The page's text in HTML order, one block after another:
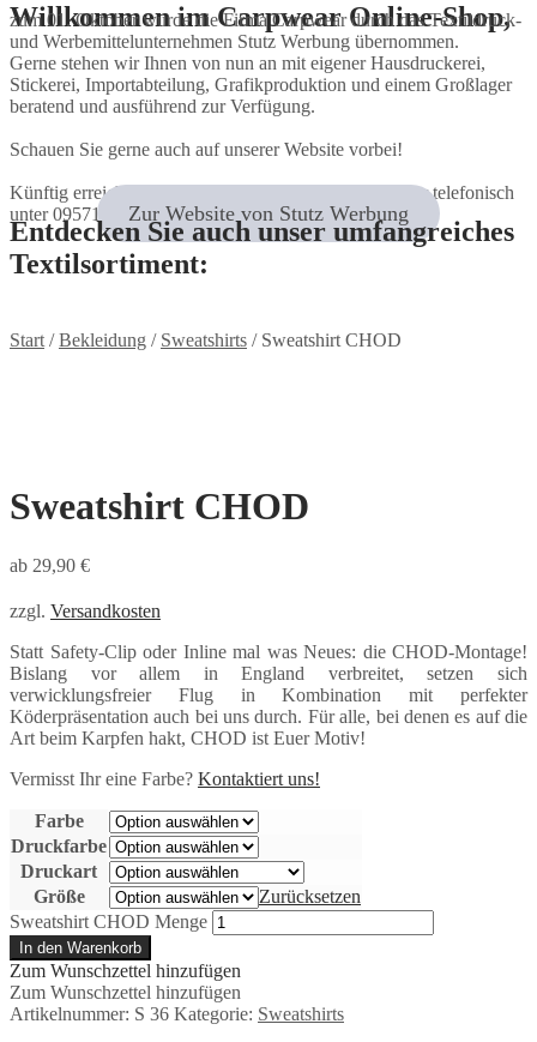
Willkommen im Carpwear Online-Shop,
zum 01. Oktober wurde die Firma Carpwear durch das Textildruck-
und Werbemittelunternehmen Stutz Werbung übernommen.
Gerne stehen wir Ihnen von nun an mit eigener Hausdruckerei,
Stickerei, Importabteilung, Grafikproduktion und einem Großlager
beratend und ausführend zur Verfügung.
Schauen Sie gerne auch auf unserer Website vorbei!
Künftig erreichen Sie uns unter info@carpwear.de oder telefonisch
unter 09571 / 9 47 90 47Zur Website von Stutz Werbung
Entdecken Sie auch unser umfangreiches
Textilsortiment:
Start /Bekleidung / Sweatshirts / Sweatshirt CHOD
Sweatshirt CHOD
ab 29,90 €
zzgl. Versandkosten
Statt Safety-Clip oder Inline mal was Neues: die CHOD-Montage!
Bislang vor allem in England verbreitet, setzen sich
verwicklungsfreier Flug in Kombination mit perfekter
Köderpräsentation auch bei uns durch. Für alle, bei denen es auf die
Art beim Karpfen hakt, CHOD ist Euer Motiv!
Vermisst Ihr eine Farbe? Kontaktiert uns!
Farbe
Druckfarbe
Druckart
Größe
Zurücksetzen
Sweatshirt CHOD Menge
In den Warenkorb
Zum Wunschzettel hinzufügen
Zum Wunschzettel hinzufügen
Artikelnummer: S 36 Kategorie: Sweatshirts